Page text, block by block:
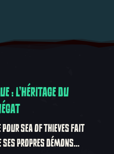
: L'HÉRITAGE DU
SEA OF THIEVES FAIT
PROPRES DÉMONS...